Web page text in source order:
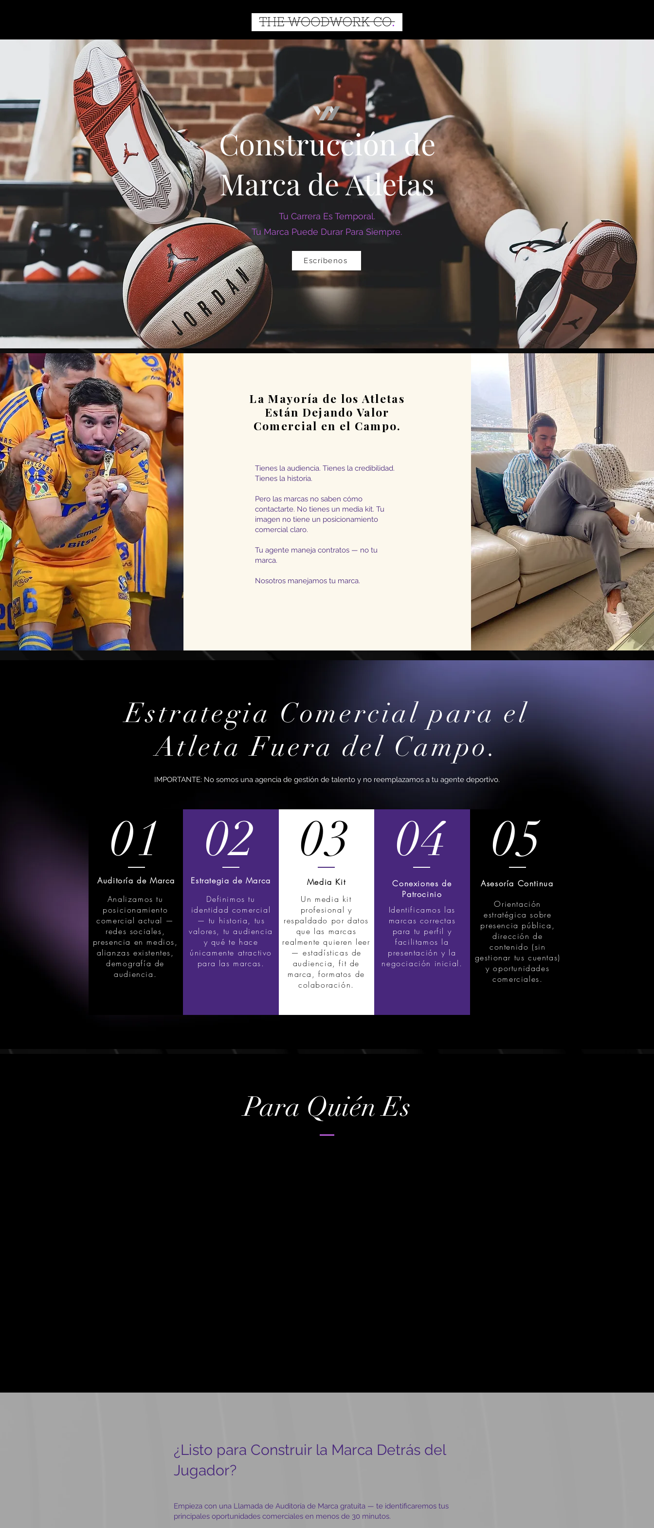
Construcción de
Marca de Atletas
Tu Carrera Es Temporal.
Tu Marca Puede Durar Para Siempre.
Escríbenos
La Mayoría de los Atletas
Están Dejando Valor
Comercial en el Campo.
Tienes la audiencia. Tienes la credibilidad.
Tienes la historia.
Pero las marcas no saben cómo
contactarte. No tienes un media kit. Tu
imagen no tiene un posicionamiento
comercial claro.
Tu agente maneja contratos — no tu
marca.
Nosotros manejamos tu marca.
Estrategia Comercial para el
Atleta Fuera del Campo.
IMPORTANTE: No somos una agencia de gestión de talento y no reemplazamos a tu agente deportivo.
01
Auditoría de Marca
Analizamos tu
posicionamiento
comercial actual —
redes sociales,
presencia en medios,
alianzas existentes,
demografía de
audiencia.
02
Estrategia de Marca
Definimos tu
identidad comercial
— tu historia, tus
valores, tu audiencia
y qué te hace
únicamente atractivo
para las marcas.
03
Media Kit
Un media kit
profesional y
respaldado por datos
que las marcas
realmente quieren leer
— estadísticas de
audiencia, fit de
marca, formatos de
colaboración.
04
Conexiones de
Patrocinio
Identificamos las
marcas correctas
para tu perfil y
facilitamos la
presentación y la
negociación inicial.
05
Asesoría Continua
Orientación
estratégica sobre
presencia pública,
dirección de
contenido (sin
gestionar tus cuentas)
y oportunidades
comerciales.
Para Quién Es
¿Listo para Construir la Marca Detrás del
Jugador?
Empieza con una Llamada de Auditoría de Marca gratuita — te identificaremos tus
principales oportunidades comerciales en menos de 30 minutos.